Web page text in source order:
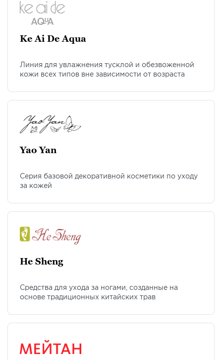
Ke Ai De Aqua
Линия для увлажнения тусклой и обезвоженной
кожи всех типов вне зависимости от возраста
Yao Yan
Cерия базовой декоративной косметики по уходу
за кожей
He Sheng
Cредства для ухода за ногами, созданные на
основе традиционных китайских трав